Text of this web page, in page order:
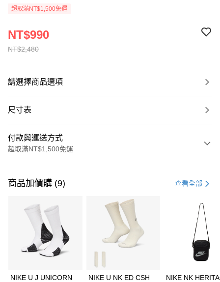
超取滿NT$1,500免運
NT$2,480
NT$990
請選擇商品選項
尺寸表
付款與運送方式
超取滿NT$1,500免運
信用卡一次付款
3 期 0 利率 每期 21家銀行
合作金庫商業銀行
第一商業銀行
華南商業銀行
彰化商業銀行
上海商業儲蓄銀行
Apple Pay
商品加價購 (9) 查看全部
NIKE U J UNICORN
NIKE U NK ED CSH
NIKE NK